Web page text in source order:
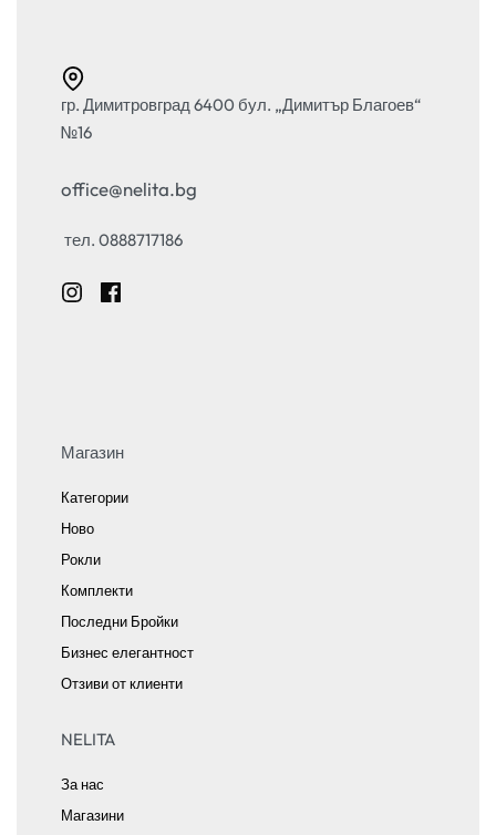
гр. Димитровград 6400 бул. „Димитър Благоев“
№16
office@nelita.bg
тел. 0888717186
Магазин
Категории
Ново
Рокли
Комплекти
Последни Бройки
Бизнес елегантност
Отзиви от клиенти
NELITA
За нас
Магазини